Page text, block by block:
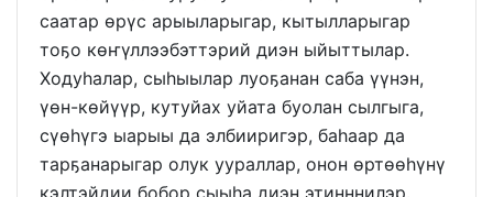
саатар өрүс арыыларыгар, кытылларыгар
тоҕо көҥүллээбэттэрий диэн ыйыттылар.
Ходуһалар, сыһыылар луоҕанан саба үүнэн,
үөн-көйүүр, кутуйах уйата буолан сылгыга,
сүөһүгэ ыарыы да элбииригэр, баһаар да
тарҕанарыгар олук уураллар, онон өртөөһүнү
кэлтэйдии бобор сыыһа диэн этинннилэр.